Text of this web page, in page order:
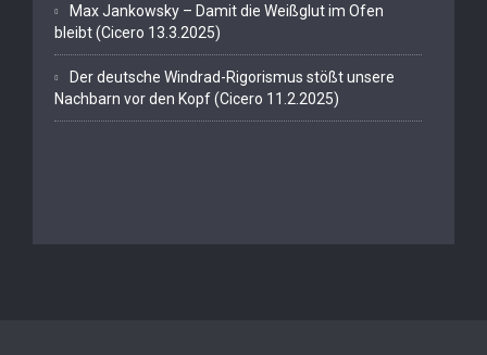
Max Jankowsky – Damit die Weißglut im Ofen
bleibt (Cicero 13.3.2025)
Der deutsche Windrad-Rigorismus stößt unsere
Nachbarn vor den Kopf (Cicero 11.2.2025)